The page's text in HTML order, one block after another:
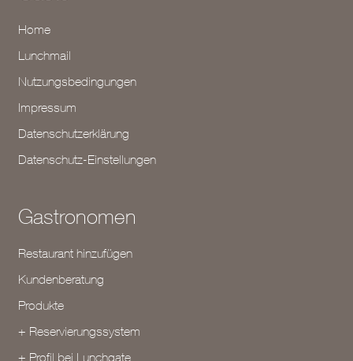
Home
Lunchmail
Nutzungsbedingungen
Impressum
Datenschutzerklärung
Datenschutz-Einstellungen
Gastronomen
Restaurant hinzufügen
Kundenberatung
Produkte
+ Reservierungssystem
+ Profil bei Lunchgate